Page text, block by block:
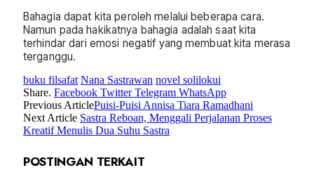
Bahagia dapat kita peroleh melalui beberapa cara.
Namun pada hakikatnya bahagia adalah saat kita
terhindar dari emosi negatif yang membuat kita merasa
terganggu.
buku filsafat Nana Sastrawan novel solilokui
Share. Facebook Twitter Telegram WhatsApp
Previous ArticlePuisi-Puisi Annisa Tiara Ramadhani
Next Article Sastra Reboan, Menggali Perjalanan Proses
Kreatif Menulis Dua Suhu Sastra
POSTINGAN TERKAIT